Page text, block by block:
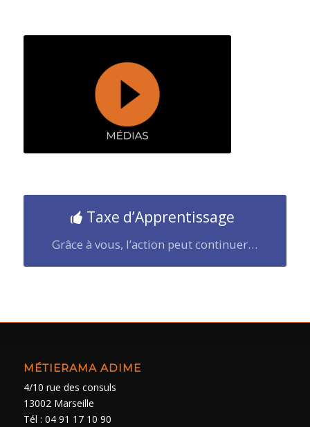
Taxe d’Apprentissage
Grâce à vous, l’action peut continuer…
MÉTIERAMA ADIME
4/10 rue des consuls
13002 Marseille
Tél : 04 91 17 10 90